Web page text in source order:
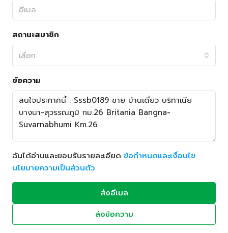
สถานะสมาชิก
เลือก
ข้อความ
ฉันได้อ่านและยอมรับรายละเอียด ข้อกำหนดและเงื่อนไข
นโยบายความเป็นส่วนตัว
ส่งอีเมล
ส่งข้อความ